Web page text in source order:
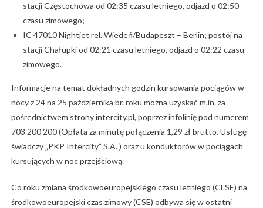
stacji Częstochowa od 02:35 czasu letniego, odjazd o 02:50
czasu zimowego;
IC 47010 Nightjet rel. Wiedeń/Budapeszt – Berlin; postój na
stacji Chałupki od 02:21 czasu letniego, odjazd o 02:22 czasu
zimowego.
Informacje na temat dokładnych godzin kursowania pociągów w
nocy z 24 na 25 października br. roku można uzyskać m.in. za
pośrednictwem strony intercity.pl, poprzez infolinię pod numerem
703 200 200 (Opłata za minutę połączenia 1,29 zł brutto. Usługę
świadczy „PKP Intercity” S.A. ) oraz u konduktorów w pociągach
kursujących w noc przejściową.
Co roku zmiana środkowoeuropejskiego czasu letniego (CLSE) na
środkowoeuropejski czas zimowy (CSE) odbywa się w ostatni